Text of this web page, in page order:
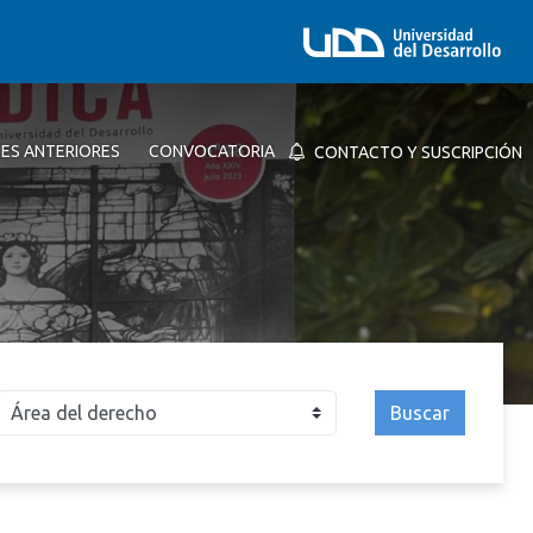
ANTERIORES CONVOCATORIA CONTACTO Y SUSCRIPCIÓN
Buscar